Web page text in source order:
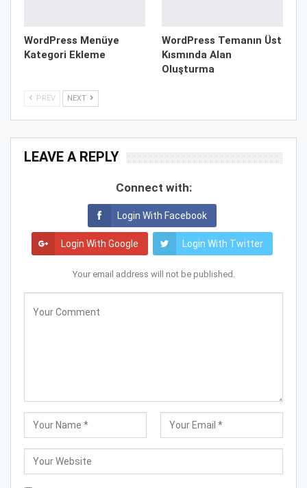
WordPress Menüye
Kategori Ekleme
WordPress Temanın Üst
Kısmında Alan
Oluşturma
PREV NEXT
LEAVE A REPLY
Connect with:
Login With Facebook
Login With Google Login With Twitter
Your email address will not be published.